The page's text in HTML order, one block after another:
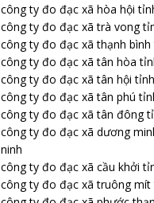
công ty đo đạc xã hòa hội
công ty đo đạc xã trà vong
công ty đo đạc xã thạnh
công ty đo đạc xã tân hòa
công ty đo đạc xã tân hội
công ty đo đạc xã tân phú
công ty đo đạc xã tân đông
công ty đo đạc xã dương
ninh
công ty đo đạc xã cầu khởi
công ty đo đạc xã truông mít